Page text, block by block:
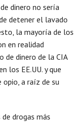
dinero no sería
detener el lavado
la mayoría de los
en realidad
de dinero de la CIA
los EE.UU. y que
a raíz de su
drogas más